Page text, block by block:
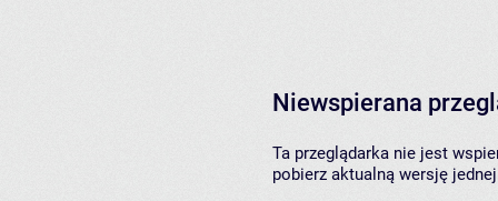
Niewspierana
Ta przeglądarka nie jest
pobierz aktualną wersję